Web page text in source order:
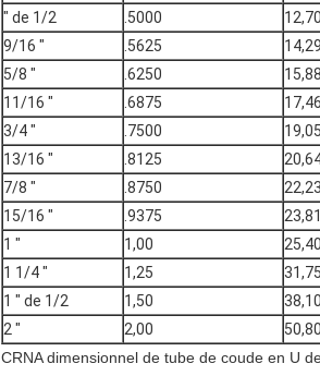
″ de 1/2
.5000
9/16 ″
.5625
5/8 ″
.6250
11/16 ″
.6875
3/4 ″
.7500
13/16 ″
.8125
7/8 ″
.8750
15/16 ″
.9375
1 ″
1,00
1 1/4 ″
1,25
1 ″ de 1/2
1,50
2 ″
2,00
CRNA dimensionnel de tube de coude en U